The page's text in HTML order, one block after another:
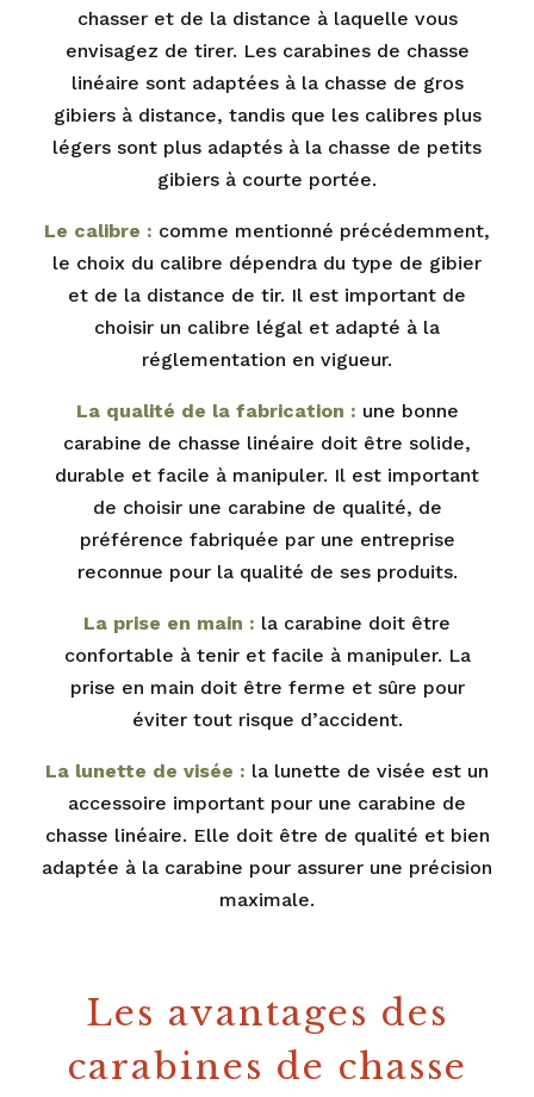
chasser et de la distance à laquelle vous
envisagez de tirer. Les carabines de chasse
linéaire sont adaptées à la chasse de gros
gibiers à distance, tandis que les calibres plus
légers sont plus adaptés à la chasse de petits
gibiers à courte portée.
Le calibre : comme mentionné précédemment,
le choix du calibre dépendra du type de gibier
et de la distance de tir. Il est important de
choisir un calibre légal et adapté à la
réglementation en vigueur.
La qualité de la fabrication : une bonne
carabine de chasse linéaire doit être solide,
durable et facile à manipuler. Il est important
de choisir une carabine de qualité, de
préférence fabriquée par une entreprise
reconnue pour la qualité de ses produits.
La prise en main : la carabine doit être
confortable à tenir et facile à manipuler. La
prise en main doit être ferme et sûre pour
éviter tout risque d’accident.
La lunette de visée : la lunette de visée est un
accessoire important pour une carabine de
chasse linéaire. Elle doit être de qualité et bien
adaptée à la carabine pour assurer une précision
maximale.
Les avantages des
carabines de chasse